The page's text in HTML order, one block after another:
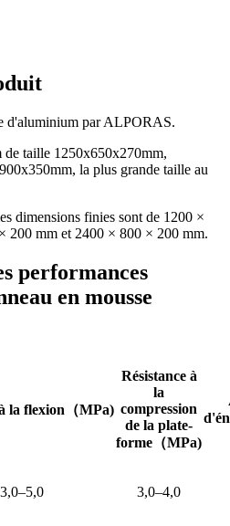
d'aluminium par ALPORAS.
de taille 1250x650x270mm,
la plus grande taille au
dimensions finies sont de 1200 ×
200 mm et 2400 × 800 × 200 mm.
performances
en mousse
la flexion （MPa)
Résistance à
la
compression
de la plate-
forme （MPa)
3,0–5,0 3,0–4,0